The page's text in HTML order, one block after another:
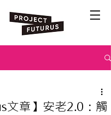
文章】安老2.0：觸